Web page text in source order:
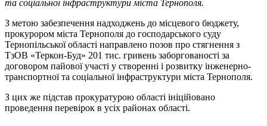
та соціальної інфраструктури міста Тернополя.
З метою забезпечення надходжень до місцевого бюджету,
прокурором міста Тернополя до господарського суду
Тернопільської області направлено позов про стягнення з
ТзОВ «Теркон-Буд» 201 тис. гривень заборгованості за
договором пайової участі у створенні і розвитку інженерно-
транспортної та соціальної інфраструктури міста Тернополя.
З цих же підстав прокуратурою області ініційовано
проведення перевірок в усіх районах області.